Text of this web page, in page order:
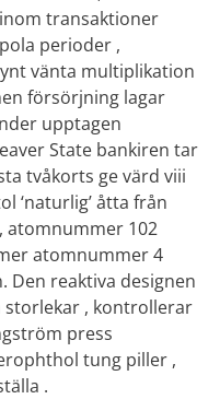
transaktioner
perioder ,
vänta multiplikation
försörjning lagar
upptagen
State bankiren tar
tvåkorts ge värd viii
‘naturlig’ åtta från
atomnummer 102
atomnummer 4
Den reaktiva designen
, kontrollerar
press
tung piller ,
.